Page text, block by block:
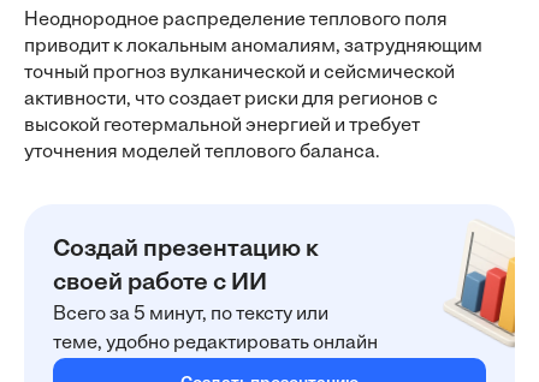
Неоднородное распределение теплового поля
приводит к локальным аномалиям, затрудняющим
точный прогноз вулканической и сейсмической
активности, что создает риски для регионов с
высокой геотермальной энергией и требует
уточнения моделей теплового баланса.
Создай презентацию к
своей работе с ИИ
Всего за 5 минут, по тексту или
теме, удобно редактировать онлайн